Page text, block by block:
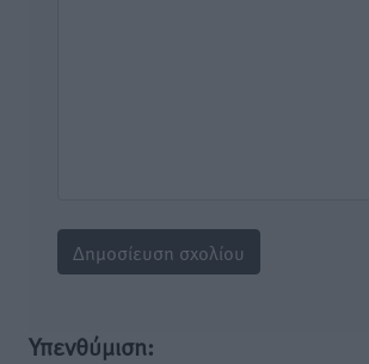
Υπενθύμιση: